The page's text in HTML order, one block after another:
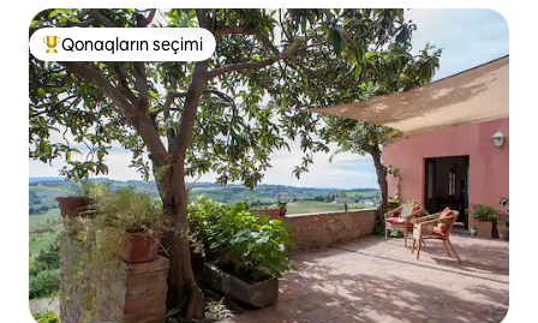
Populyar "Qonaqların seçimi"
Qonaqların seçimi